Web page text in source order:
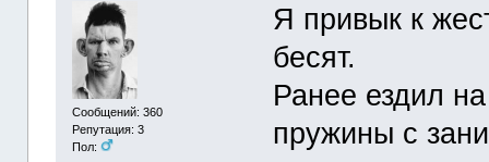
Сообщений: 360
Репутация: 3
Пол:
Я привык к
бесят.
Ранее ездил
пружины с